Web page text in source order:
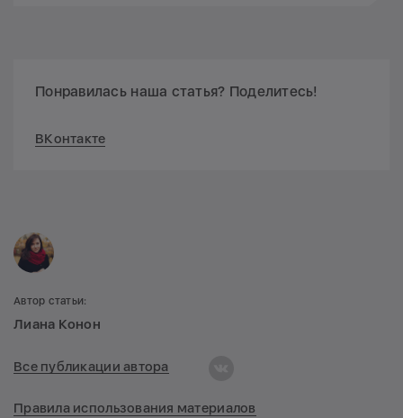
Понравилась наша статья? Поделитесь!
ВКонтакте
Автор статьи:
Лиана Конон
Все публикации автора
Правила использования материалов